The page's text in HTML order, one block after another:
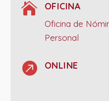
 OFICINA
Oficina de
Personal
 ONLINE